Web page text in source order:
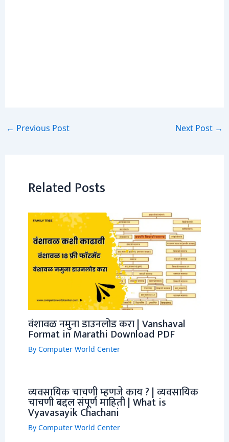
← Previous Post Next Post →
Related Posts
वंशावळ नमुना डाउनलोड करा | Vanshaval
Format in Marathi Download PDF
By Computer World Center
व्यवसायिक चाचणी म्हणजे काय ? | व्यवसायिक
चाचणी बद्दल संपूर्ण माहिती | What is
Vyavasayik Chachani
By Computer World Center